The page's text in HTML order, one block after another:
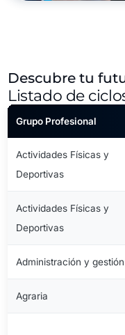
Descubre tu
Listado de
Grupo Profesional
Actividades Físicas y
Deportivas
Actividades Físicas y
Deportivas
Administración y gestión
Agraria